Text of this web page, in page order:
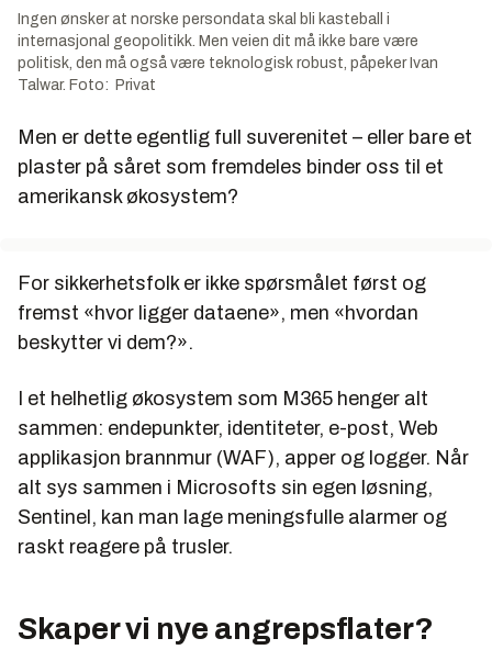
Ingen ønsker at norske persondata skal bli kasteball i
internasjonal geopolitikk. Men veien dit må ikke bare være
politisk, den må også være teknologisk robust, påpeker Ivan
Talwar. Foto: Privat
Men er dette egentlig full suverenitet – eller bare et
plaster på såret som fremdeles binder oss til et
amerikansk økosystem?
For sikkerhetsfolk er ikke spørsmålet først og
fremst «hvor ligger dataene», men «hvordan
beskytter vi dem?».
I et helhetlig økosystem som M365 henger alt
sammen: endepunkter, identiteter, e-post, Web
applikasjon brannmur (WAF), apper og logger. Når
alt sys sammen i Microsofts sin egen løsning,
Sentinel, kan man lage meningsfulle alarmer og
raskt reagere på trusler.
Skaper vi nye angrepsflater?